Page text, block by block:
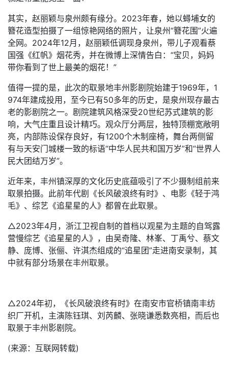
其实，赵丽颖与泉州颇有缘分。2023年春，她以蟳埔女的
簪花造型拍摄了一组惊艳网络的照片，让泉州“簪花围”火遍
全网。2024年12月，赵丽颖低调现身泉州，带儿子观看蔡
国强《红帆》烟花秀，并在微博上深情告白：“宝贝，妈妈
带你看到了世上最美的烟花！”
值得一提的是，此次的取景地丰州影剧院始建于1969年，1
974年建成投用，至今已有50多年的历史，是泉州现存最古
老的影剧院之一。剧院建筑风格深受20世纪苏式建筑的影
响，大气庄重且设计精巧。观众厅分两层，独特顶棚宽敞明
亮，内部陈设保存良好，有1200个木制座椅，舞台两侧留
有与天安门城楼一致的标语“中华人民共和国万岁”和“世界人
民大团结万岁”。
近年来，丰州镇深厚的文化历史底蕴吸引了不少摄制组前来
取景拍摄。此前年代剧《长风破浪终有时》、电影《轻于鸿
毛》、综艺《追星星的人》都曾在此取景。
△2023年4月，浙江卫视自制的首档以观星为主题的自驾露
营慢综艺《追星星的人》，由吴奇隆、林峯、丁禹兮、蔡文
静、庞博、张俪、许淇杰组成的“追星团”走进南安录制，其
中就有部分场景在丰州取景。
△2024年初，《长风破浪终有时》在南安市官桥镇南丰纺
织厂开机，主演陈钰琪、刘芮麟、张晓谦悉数亮相，而后也
取景于丰州影剧院。
(来源：互联网转载)